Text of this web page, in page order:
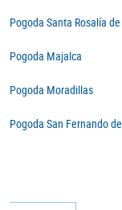
Pogoda Santa Rosalía
Pogoda Majalca
Pogoda Moradillas
Pogoda San Fernando